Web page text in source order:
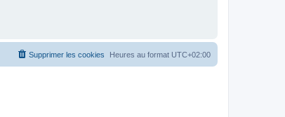
Heures au format UTC+02:00
Supprimer les cookies